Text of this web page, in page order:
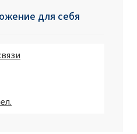
18 alkyl amine)
для себя